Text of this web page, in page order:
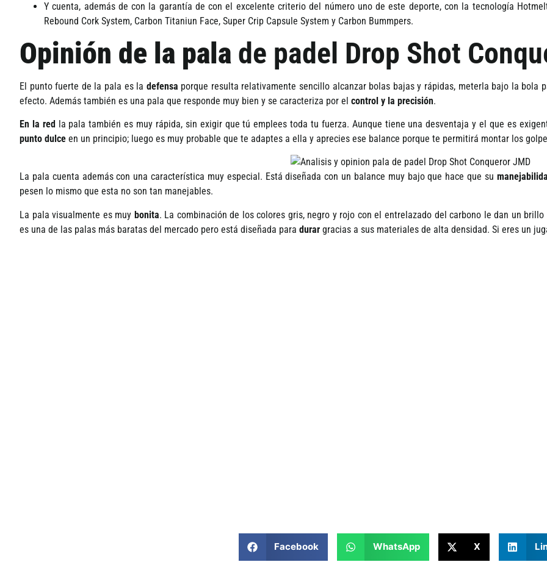
Y cuenta, además de con la garantí­a de con el excelente criterio del número uno de este deporte, con la tecnologí­a
Rebound Cork System, Carbon Titaniun Face, Super Crip Capsule System y Carbon Bummpers.
Opinión de la pala de padel Drop Shot
El punto fuerte de la pala es la defensa porque resulta relativamente sencillo alcanzar bolas bajas y rápidas, meterla bajo la bola
efecto. Además también es una pala que responde muy bien y se caracteriza por el control y la precisión.
En la red la pala también es muy rápida, sin exigir que tú emplees toda tu fuerza. Aunque tiene una desventaja y el que es
punto dulce en un principio; luego es muy probable que te adaptes a ella y aprecies ese balance porque te permitirá montar los
La pala cuenta además con una caracterí­stica muy especial. Está diseñada con un balance muy bajo que hace que su
pesen lo mismo que esta no son tan manejables.
La pala visualmente es muy bonita. La combinación de los colores gris, negro y rojo con el entrelazado del carbono le dan un
es una de las palas más baratas del mercado pero está diseñada para durar gracias a sus materiales de alta densidad. Si eres un
Facebook WhatsApp X